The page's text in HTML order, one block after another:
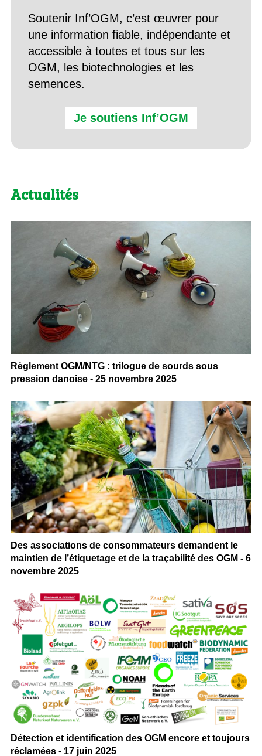
Soutenir Inf’OGM, c’est œuvrer pour
une information fiable, indépendante et
accessible à toutes et tous sur les
OGM, les biotechnologies et les
semences.
Je soutiens Inf’OGM
Actualités
Règlement OGM/NTG : trilogue de sourds sous
pression danoise - 25 novembre 2025
Des associations de consommateurs demandent le
maintien de l’étiquetage et de la traçabilité des OGM - 6
novembre 2025
Détection et identification des OGM encore et toujours
réclamées - 17 juin 2025